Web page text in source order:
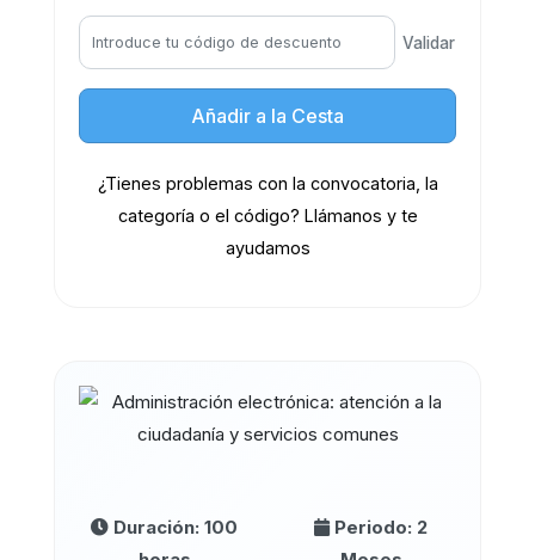
Duración: 100
Periodo: 2
Validar
Añadir a la Cesta
¿Tienes problemas con la convocatoria, la
categoría o el código? Llámanos y te
ayudamos